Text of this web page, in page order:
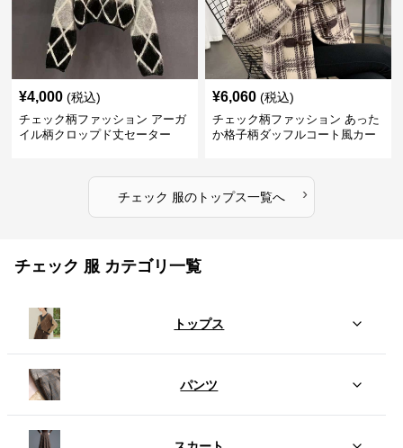
¥4,000 (税込)
チェック柄ファッション アーガ
イル柄クロップド丈セーター
¥6,060 (税込)
チェック柄ファッション あった
か格子柄ダッフルコート風カー
チェック 服のトップス一覧へ ›
チェック 服 カテゴリ一覧
トップス
パンツ